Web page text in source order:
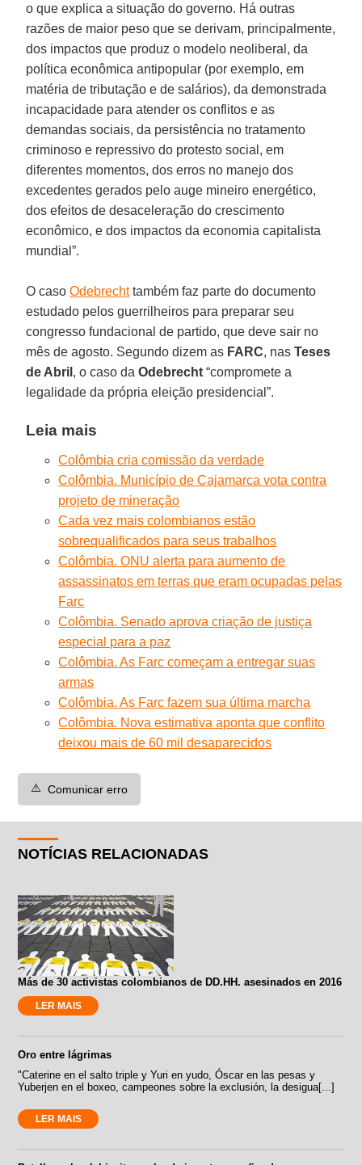
o que explica a situação do governo. Há outras
razões de maior peso que se derivam, principalmente,
dos impactos que produz o modelo neoliberal, da
política econômica antipopular (por exemplo, em
matéria de tributação e de salários), da demonstrada
incapacidade para atender os conflitos e as
demandas sociais, da persistência no tratamento
criminoso e repressivo do protesto social, em
diferentes momentos, dos erros no manejo dos
excedentes gerados pelo auge mineiro energético,
dos efeitos de desaceleração do crescimento
econômico, e dos impactos da economia capitalista
mundial”.
O casoOdebrechttambém faz parte do documento
estudado pelos guerrilheiros para preparar seu
congresso fundacional de partido, que deve sair no
mês de agosto. Segundo dizem as FARC, nas Teses
de Abril , o caso daOdebrecht “compromete a
legalidade da própria eleição presidencial”.
Leia mais
Colômbia cria comissão da verdade
Colômbia. Município de Cajamarca vota contra
projeto de mineração
Cada vez mais colombianos estão
sobrequalificados para seus trabalhos
Colômbia. ONU alerta para aumento de
assassinatos em terras que eram ocupadas pelas
Farc
Colômbia. Senado aprova criação de justiça
especial para a paz
Colômbia. As Farc começam a entregar suas
armas
Colômbia. As Farc fazem sua última marcha
Colômbia. Nova estimativa aponta que conflito
deixou mais de 60 mil desaparecidos
⚠️ Comunicar erro
NOTÍCIAS RELACIONADAS
Más de 30 activistas colombianos de DD.HH. asesinados en 2016
LER MAIS
Oro entre lágrimas
"Caterine en el salto triple y Yuri en yudo, Óscar en las pesas y
Yuberjen en el boxeo, campeones sobre la exclusión, la desigua[...]
LER MAIS